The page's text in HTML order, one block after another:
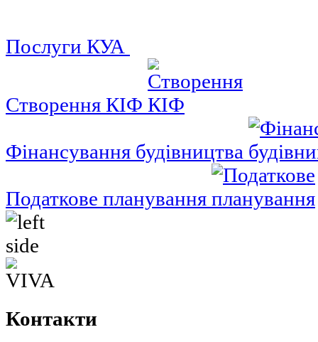
Послуги КУА
Створення КІФ
Фінансування будівництва
Податкове планування
Контакти